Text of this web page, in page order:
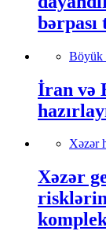
bərpası
Böyük
İran və
Xəzər
Xəzər